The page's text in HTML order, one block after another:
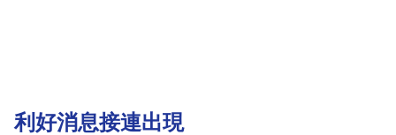
利好消息接連出現